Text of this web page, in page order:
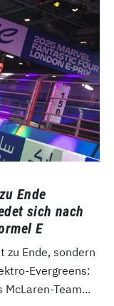
Ende
sich nach
E
zu Ende, sondern
Evergreens:
McLaren-Team...